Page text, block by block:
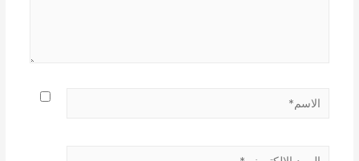
الاسم*
البريد